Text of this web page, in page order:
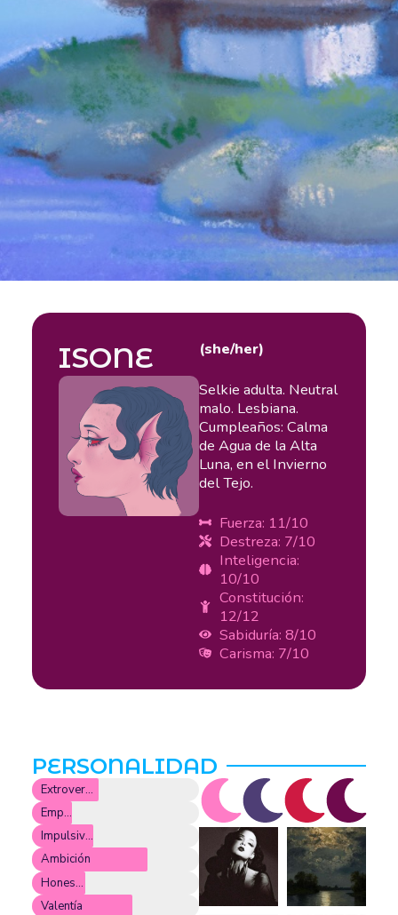
ISONE
(she/her)
Selkie adulta. Neutral
malo. Lesbiana.
Cumpleaños: Calma
de Agua de la Alta
Luna, en el Invierno
del Tejo.
Fuerza: 11/10
Destreza: 7/10
Inteligencia:
10/10
Constitución:
12/12
Sabiduría: 8/10
Carisma: 7/10
PERSONALIDAD
Extroversión
Empatía
Impulsividad
Ambición
Honestidad
Valentía